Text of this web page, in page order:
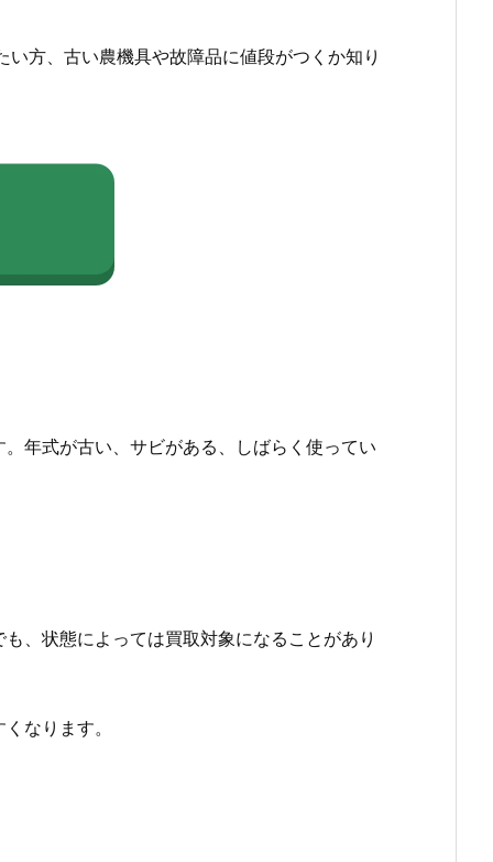
方、古い農機具や故障品に値段がつくか知り
年式が古い、サビがある、しばらく使ってい
、状態によっては買取対象になることがあり
なります。